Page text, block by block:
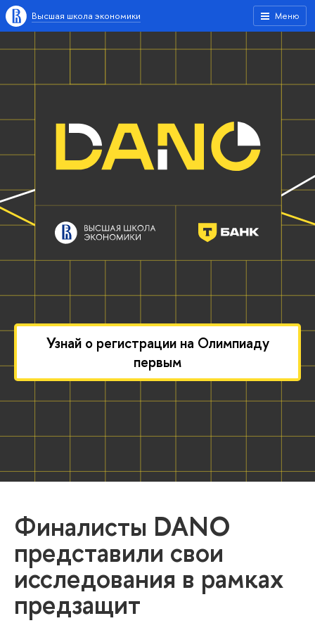
Меню
Высшая школа экономики
Узнай о регистрации на Олимпиаду
первым
Финалисты DANO
представили свои
исследования в рамках
предзащит